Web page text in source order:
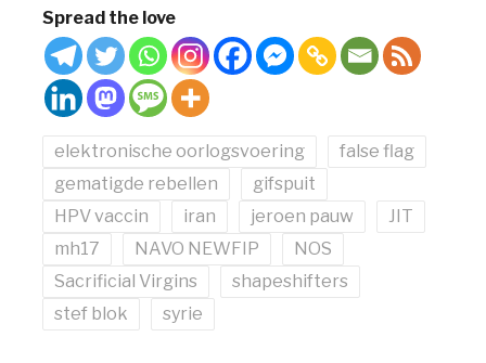
Spread the love
elektronische oorlogsvoering
false flag
gematigde rebellen
gifspuit
HPV vaccin
iran jeroen pauw
JIT
mh17
NAVO NEWFIP
NOS
Sacrificial Virgins
shapeshifters
stef blok
syrie